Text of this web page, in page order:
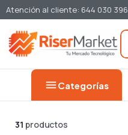
Atención al cliente: 644 030 396
menuCategorías
31 productos